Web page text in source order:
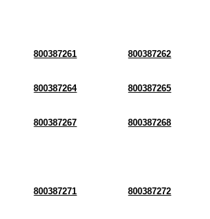
800387261 800387262
800387264 800387265
800387267 800387268
800387271 800387272